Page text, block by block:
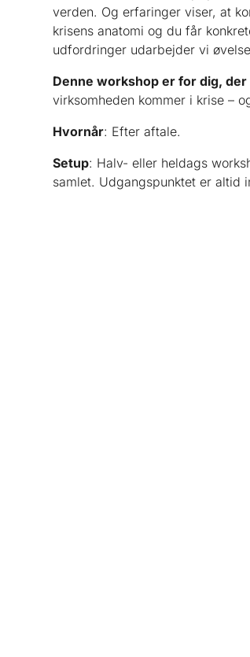
verden. Og erfaringer viser, at
krisens anatomi og du får
udfordringer udarbejder vi
Denne workshop er for dig,
virksomheden kommer i krise –
Hvornår: Efter aftale.
Setup: Halv- eller heldags
samlet. Udgangspunktet er altid